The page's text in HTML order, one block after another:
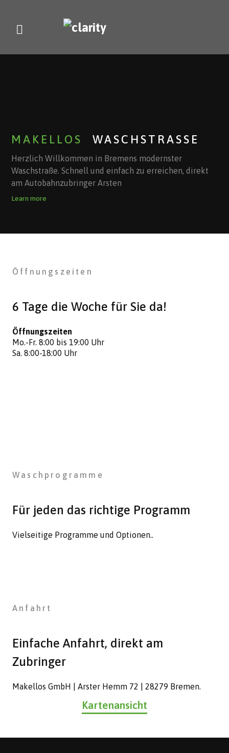
MAKELLOS WASCHSTRASSE
Herzlich Willkommen in Bremens modernster
Waschstraße. Schnell und einfach zu erreichen, direkt
am Autobahnzubringer Arsten
Learn more
Öffnungszeiten
6 Tage die Woche für Sie da!
Öffnungszeiten
Mo.-Fr. 8:00 bis 19:00 Uhr
Sa. 8:00-18:00 Uhr
Waschprogramme
Für jeden das richtige Programm
Vielseitige Programme und Optionen..
Anfahrt
Einfache Anfahrt, direkt am
Zubringer
Makellos GmbH | Arster Hemm 72 | 28279 Bremen.
Kartenansicht